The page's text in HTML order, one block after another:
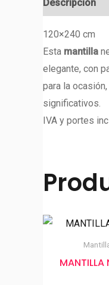
Descripción
120×240 cm
Esta mantilla
elegante, con
para la
significativos.
IVA y portes
MANTILLA